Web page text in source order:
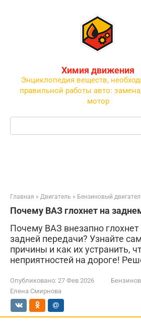
Химия движения
Энциклопедия веществ,
правильной работы авто:
мотор
Поиск:
Главная » Двигатель » Бензиновый
Почему ВАЗ глохнет на
Почему ВАЗ внезапно
задней передачи? Узнайте
причины и как их устранить,
неприятностей на дороге!
Опубликовано: 27 Фев 2026
Елена Смирнова